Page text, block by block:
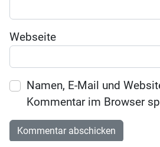
Webseite
Namen, E-Mail und
Kommentar im Browser